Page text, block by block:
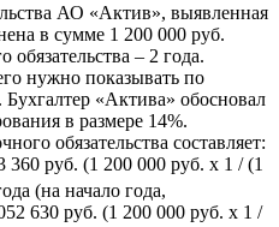
АО «Актив», выявленная
в сумме 1 200 000 руб.
– 2 года.
нужно показывать по
«Актива» обосновал
в размере 14%.
обязательства составляет:
360 руб. (1 200 000 руб. х 1 / (1
(на начало года,
630 руб. (1 200 000 руб. х 1 /